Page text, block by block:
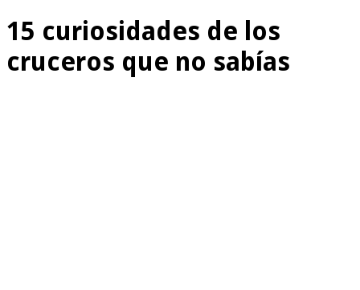
15 curiosidades de los
cruceros que no sabías